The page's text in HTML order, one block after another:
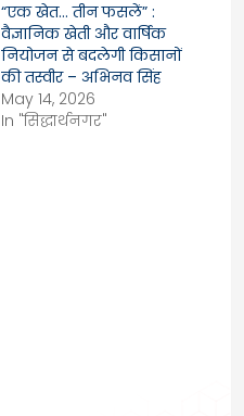
“एक खेत… तीन फसलें” :
वैज्ञानिक खेती और वार्षिक
नियोजन से बदलेगी किसानों
की तस्वीर – अभिनव सिंह
May 14, 2026
In "सिद्धार्थनगर"